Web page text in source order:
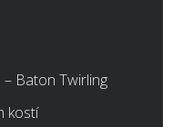
Baton Twirling
kostí